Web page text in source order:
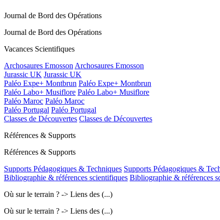
Journal de Bord des Opérations
Journal de Bord des Opérations
Vacances Scientifiques
Archosaures Emosson Archosaures Emosson
Jurassic UK Jurassic UK
Paléo Expe+ Montbrun Paléo Expe+ Montbrun
Paléo Labo+ Musiflore Paléo Labo+ Musiflore
Paléo Maroc Paléo Maroc
Paléo Portugal Paléo Portugal
Classes de Découvertes Classes de Découvertes
Références & Supports
Références & Supports
Supports Pédagogiques & Techniques Supports Pédagogiques &
Bibliographie & références scientifiques Bibliographie & références
Où sur le terrain ? -> Liens des (...)
Où sur le terrain ? -> Liens des (...)